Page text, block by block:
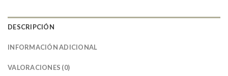
DESCRIPCIÓN
INFORMACIÓN ADICIONAL
VALORACIONES (0)